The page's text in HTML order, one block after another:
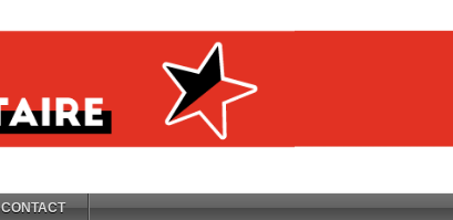
CONTACT